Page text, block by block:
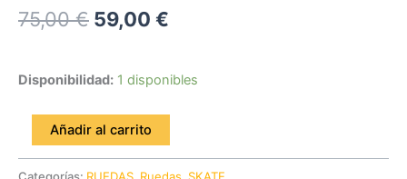
75,00€ 59,00 €
Disponibilidad: 1 disponibles
Añadir al carrito